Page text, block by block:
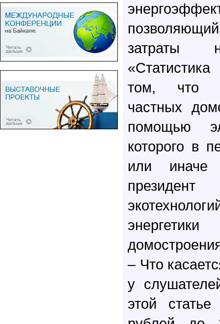
позволяющий
затраты
том, что
частных
помощью
которого в
или иначе
– Что
у
этой